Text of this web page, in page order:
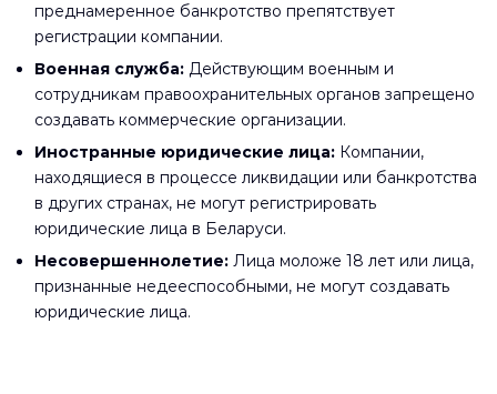
преднамеренное банкротство препятствует
регистрации компании.
Военная служба:Действующим военным и
сотрудникам правоохранительных органов запрещено
создавать коммерческие организации.
Иностранные юридические лица: Компании,
находящиеся в процессе ликвидации или банкротства
в других странах, не могут регистрировать
юридические лица в Беларуси.
Несовершеннолетие: Лица моложе 18 лет или лица,
признанные недееспособными, не могут создавать
юридические лица.